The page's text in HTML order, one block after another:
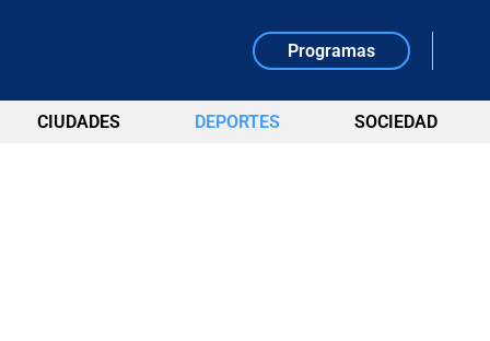
Programas
CIUDADES DEPORTES SOCIEDAD